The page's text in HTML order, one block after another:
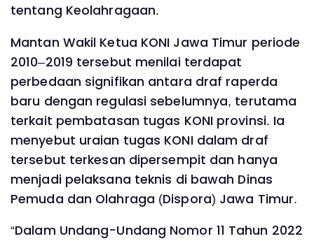
tentang Keolahragaan.
Mantan Wakil Ketua KONI Jawa Timur periode
2010–2019 tersebut menilai terdapat
perbedaan signifikan antara draf raperda
baru dengan regulasi sebelumnya, terutama
terkait pembatasan tugas KONI provinsi. Ia
menyebut uraian tugas KONI dalam draf
tersebut terkesan dipersempit dan hanya
menjadi pelaksana teknis di bawah Dinas
Pemuda dan Olahraga (Dispora) Jawa Timur.
“Dalam Undang-Undang Nomor 11 Tahun 2022